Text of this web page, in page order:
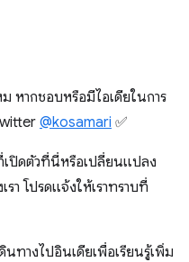
หากชอบหรือมีไอเดียในการ
@kosamari ✅
เปิดตัวที่นี่หรือเปลี่ยนแปลง
า โปรดแจ้งให้เราทราบที่
นทางไปอินเดียเพื่อเรียนรู้เพิ่ม